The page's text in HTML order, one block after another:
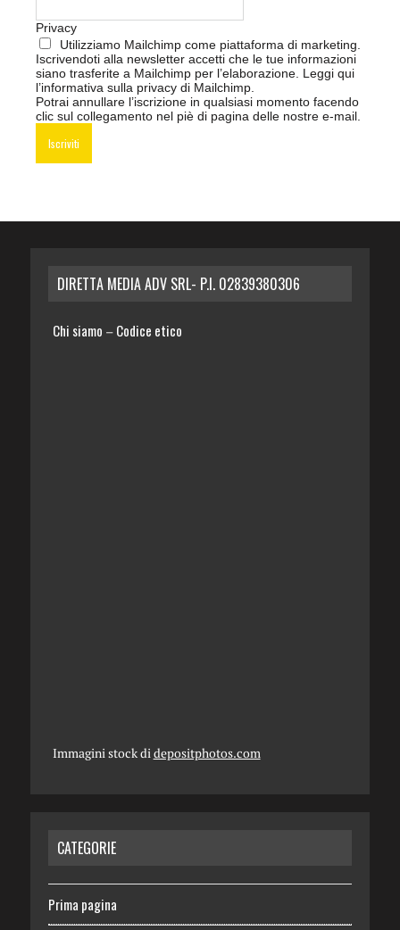
Privacy
Utilizziamo Mailchimp come piattaforma di marketing.
Iscrivendoti alla newsletter accetti che le tue informazioni
siano trasferite a Mailchimp per l’elaborazione. Leggi qui
l’informativa sulla privacy di Mailchimp
Potrai annullare l’iscrizione in qualsiasi momento facendo
clic sul collegamento nel piè di pagina delle nostre e-mail.
DIRETTA MEDIA ADV SRL- P.I. 02839380306
Chi siamo – Codice etico
Immagini stock di depositphotos.com
CATEGORIE
Prima pagina